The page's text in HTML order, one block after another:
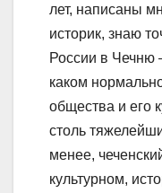
лет, написаны
историк, знаю
России в Чечню
каком
общества и его
столь
менее,
культурном,